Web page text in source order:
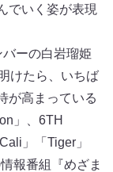
でいく姿が表現
ーの白岩瑠姫
けたら、いちば
が高まっている
」、6TH
」「Tiger」
報番組『めざま